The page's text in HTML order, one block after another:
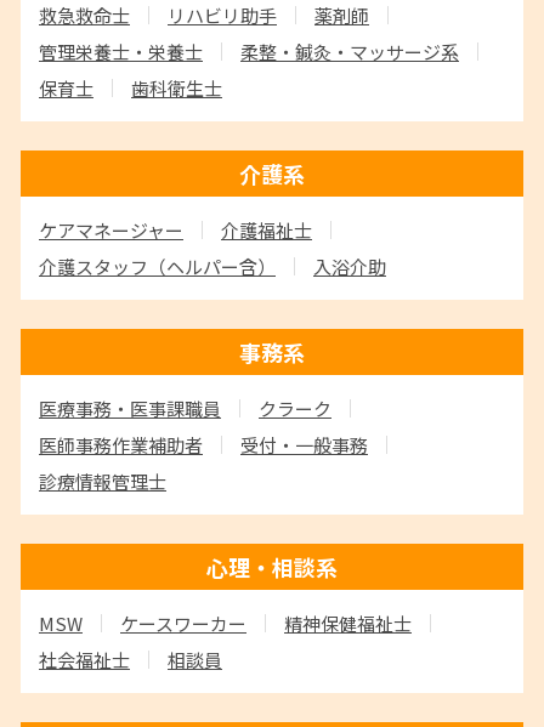
救急救命士
リハビリ助手
薬剤師
管理栄養士・栄養士
柔整・鍼灸・マッサージ系
保育士
歯科衛生士
介護系
ケアマネージャー
介護福祉士
介護スタッフ （ヘルパー含） 入浴介助
事務系
医療事務・医事課職員
クラーク
医師事務作業補助者
受付・一般事務
診療情報管理士
心理・相談系
MSW ケースワーカー
精神保健福祉士
社会福祉士
相談員